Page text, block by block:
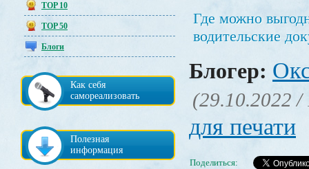
TOP 10
TOP 50
Блоги
Как себя
самореализовать
Полезная
информация
Где можно
водительские
Блогер:
(29.10.2022 /
для печати
Поделиться: